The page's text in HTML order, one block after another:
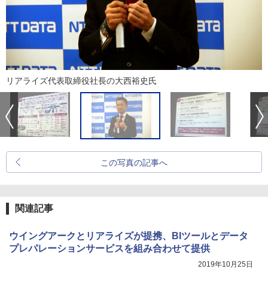
リアライズ代表取締役社長の大西裕史氏
この写真の記事へ
関連記事
ウイングアークとリアライズが提携、BIツールとデータ
プレパレーションサービスを組み合わせて提供
2019年10月25日